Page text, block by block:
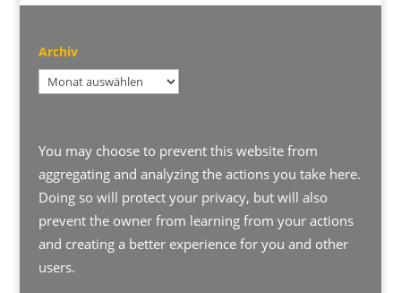
Archiv
Archiv
You may choose to prevent this website from
aggregating and analyzing the actions you take here.
Doing so will protect your privacy, but will also
prevent the owner from learning from your actions
and creating a better experience for you and other
users.